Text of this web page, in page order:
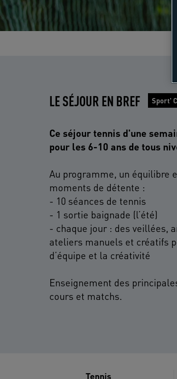
LE SÉJOUR EN BREF Sport'
Ce séjour tennis d'une
pour les 6-10 ans de tous
Au programme, un équilibre
moments de détente :
- 10 séances de tennis
- 1 sortie baignade (l’été)
- chaque jour : des veillées,
ateliers manuels et créatifs
d’équipe et la créativité
Enseignement des
Tennis